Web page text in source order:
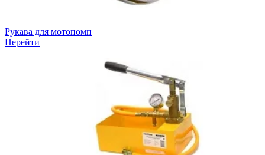
Рукава для мотопомп
Перейти